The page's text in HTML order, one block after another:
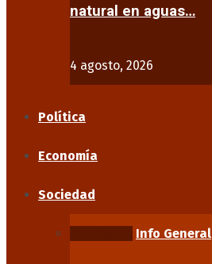
natural en aguas…
4 agosto, 2026
Política
Economía
Sociedad
Info General